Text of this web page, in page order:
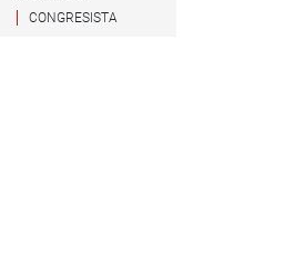
CONGRESISTA